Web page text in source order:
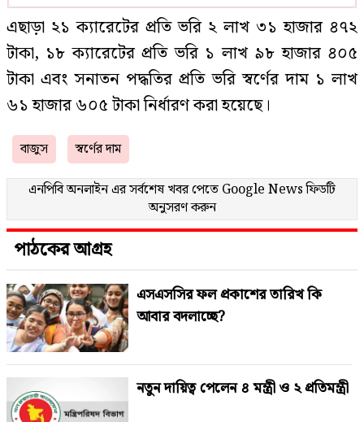
এছাড়া ২১ ক্যারেটের প্রতি ভরি ২ লাখ ৩১ হাজার ৪৭২
টাকা, ১৮ ক্যারেটের প্রতি ভরি ১ লাখ ৯৮ হাজার ৪০৫
টাকা এবং সনাতন পদ্ধতির প্রতি ভরি স্বর্ণের দাম ১ লাখ
৬১ হাজার ৬০৫ টাকা নির্ধারণ করা হয়েছে।
বাজুস
স্বর্ণের দাম
এনপিবি অনলাইন এর সর্বশেষ খবর পেতে Google Newsফিডটি
অনুসরণ করুন
পাঠকের আগ্রহ
এসএসসির ফল প্রকাশের তারিখ কি
আবার বদলাচ্ছে?
নতুন দায়িত্ব পেলেন ৪ মন্ত্রী ও ২ প্রতিমন্ত্রী